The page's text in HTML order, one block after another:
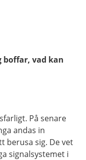
boffar, vad kan
På senare
andas in
berusa sig. De vet
signalsystemet i